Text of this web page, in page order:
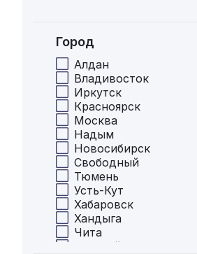
Город
Алдан
Владивосток
Иркутск
Красноярск
Москва
Надым
Новосибирск
Свободный
Тюмень
Усть-Кут
Хабаровск
Хандыга
Чита
Мирный